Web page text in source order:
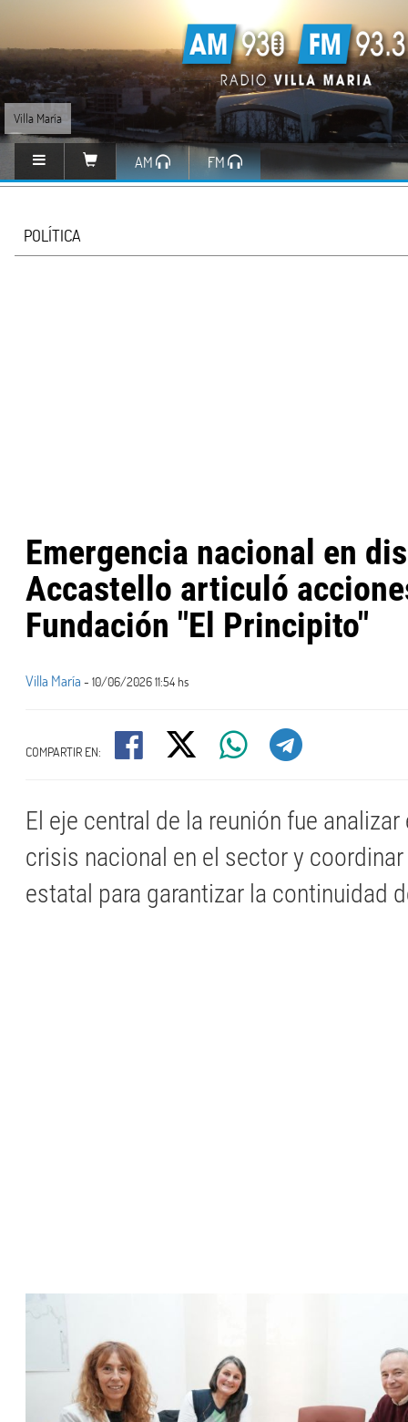
Villa María
AM FM
POLÍTICA
Emergencia nacional en
Accastello articuló
Fundación "El Principito"
Villa María - 10/06/2026 11:54 hs
COMPARTIR EN:
El eje central de la reunión fue
crisis nacional en el sector y
estatal para garantizar la continuidad